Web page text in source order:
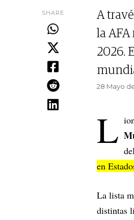
SHARE
A
la
2026.
28 Mayo
L
en
La lista
distintas